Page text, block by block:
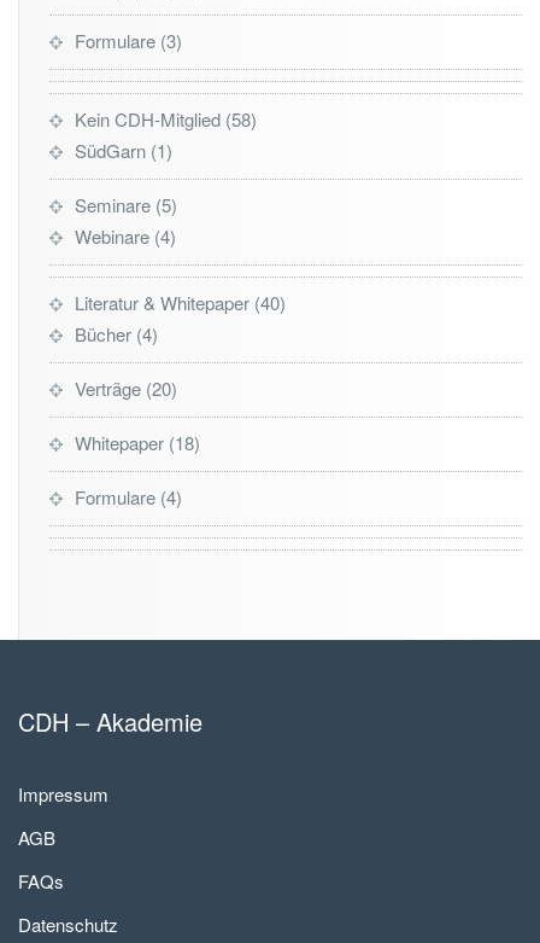
Formulare 3
Kein CDH-Mitglied 58
SüdGarn 1
Seminare 5
Webinare 4
Literatur & Whitepaper 40
Bücher 4
Verträge 20
Whitepaper 18
Formulare 4
CDH – Akademie
Impressum
AGB
FAQs
Datenschutz